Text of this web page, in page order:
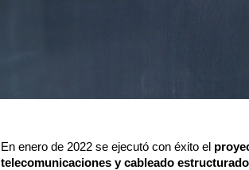
En enero de 2022 se ejecutó con éxito el
telecomunicaciones y cableado estructurado